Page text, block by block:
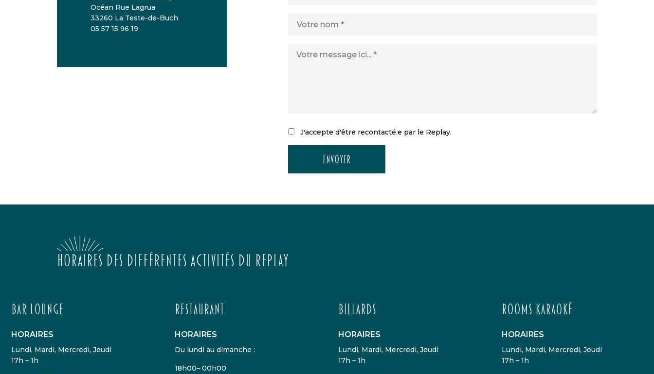
Océan Rue Lagrua
33260 La Teste-de-Buch
05 57 15 96 19
J'accepte d'être recontacté.e par le Replay.
Horaires des différentes activités du replay
Bar lounge
HORAIRES
Lundi, Mardi, Mercredi, Jeudi
17h – 1h
Restaurant
HORAIRES
Du lundi au dimanche :
18h00– 00h00
Billards
HORAIRES
Lundi, Mardi, Mercredi, Jeudi
17h – 1h
Rooms karaoké
HORAIRES
Lundi, Mardi, Mercredi, Jeudi
17h – 1h